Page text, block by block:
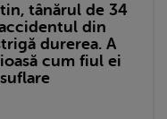
tânărul de 34
din
durerea. A
cum fiul ei